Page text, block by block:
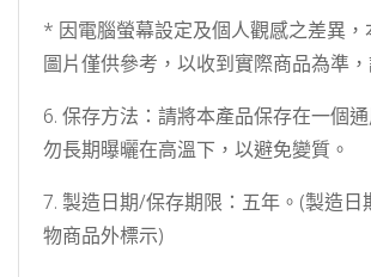
* 因電腦螢幕設定及個人觀感之差異，
圖片僅供參考，以收到實際商品為準，
6. 保存方法：請將本產品保存在一個
勿長期曝曬在高溫下，以避免變質。
7. 製造日期/保存期限：五年。(製造日
物商品外標示)